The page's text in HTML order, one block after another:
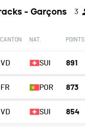
- Garçons 3
CANTON NAT. POINTS
VD SUI 891
FR POR 873
VD SUI 854